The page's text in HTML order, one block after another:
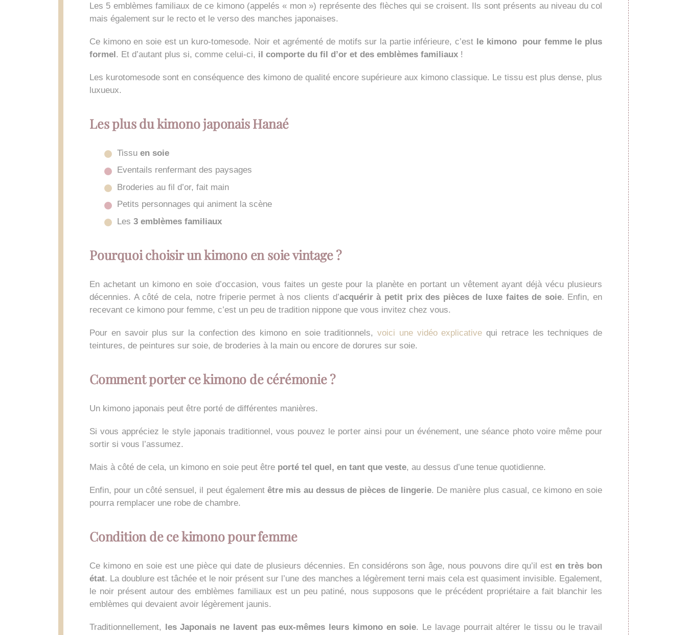
Les 5 emblèmes familiaux de ce kimono (appelés « mon ») représente des flèches qui se croisent. Ils sont présents au niveau du col
mais également sur le recto et le verso des manches japonaises.
Ce kimono en soie est un kuro-tomesode. Noir et agrémenté de motifs sur la partie inférieure, c’est le kimono pour femme le plus
formel. Et d’autant plus si, comme celui-ci, il comporte du fil d’or et des emblèmes familiaux !
Les kurotomesode sont en conséquence des kimono de qualité encore supérieure aux kimono classique. Le tissu est plus dense, plus
luxueux.
Les plus du kimono japonais Hanaé
Tissuen soie
Eventails renfermant des paysages
Broderies au fil d’or, fait main
Petits personnages qui animent la scène
Les 3 emblèmes familiaux
Pourquoi choisir un kimono en soie vintage ?
En achetant un kimono en soie d’occasion, vous faites un geste pour la planète en portant un vêtement ayant déjà vécu plusieurs
décennies. A côté de cela, notre friperie permet à nos clients d’acquérir à petit prix des pièces de luxe faites de soie. Enfin, en
recevant ce kimono pour femme, c’est un peu de tradition nippone que vous invitez chez vous.
Pour en savoir plus sur la confection des kimono en soie traditionnels, voici une vidéo explicative qui retrace les techniques de
teintures, de peintures sur soie, de broderies à la main ou encore de dorures sur soie.
Comment porter ce kimono de cérémonie ?
Un kimono japonais peut être porté de différentes manières.
Si vous appréciez le style japonais traditionnel, vous pouvez le porter ainsi pour un événement, une séance photo voire même pour
sortir si vous l’assumez.
Mais à côté de cela, un kimono en soie peut être porté tel quel, en tant que veste, au dessus d’une tenue quotidienne.
Enfin, pour un côté sensuel, il peut égalementêtre mis au dessus de pièces de lingerie. De manière plus casual, ce kimono en soie
pourra remplacer une robe de chambre.
Condition de ce kimono pour femme
Ce kimono en soie est une pièce qui date de plusieurs décennies. En considérons son âge, nous pouvons dire qu’il est en très bon
état. La doublure est tâchée et le noir présent sur l’une des manches a légèrement terni mais cela est quasiment invisible. Egalement,
le noir présent autour des emblèmes familiaux est un peu patiné, nous supposons que le précédent propriétaire a fait blanchir les
emblèmes qui devaient avoir légèrement jaunis.
Traditionnellement, les Japonais ne lavent pas eux-mêmes leurs kimono en soie. Le lavage pourrait altérer le tissu ou le travail